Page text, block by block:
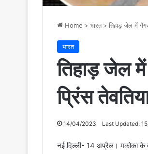
Home > भारत > तिहाड़ जेल में
भारत
तिहाड़ जेल
प्रिंस
14/04/2023 Last Updated:
नई दिल्ली- 14 अप्रैल। मकोका के